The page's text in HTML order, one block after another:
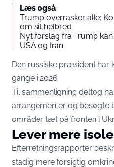
Læs også
Trump overrasker alle:
om sit helbred
Nyt forslag fra Trump
USA og Iran
Den russiske præsident har
gange i 2026.
Til sammenligning deltog
arrangementer og besøgte
områder tæt på fronten i
Lever mere
Efterretningsrapporter
stadig mere forsigtig